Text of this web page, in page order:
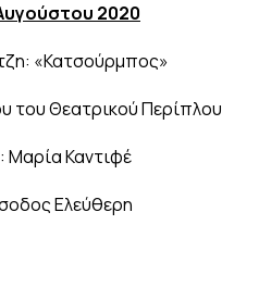
2020
«Κατσούρμπος»
του Θεατρικού Περίπλου
Μαρία Καντιφέ
Ελεύθερη